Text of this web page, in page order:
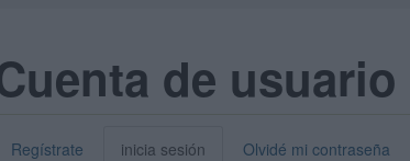
de usuario
Regístrate inicia sesión Olvidé mi contraseña